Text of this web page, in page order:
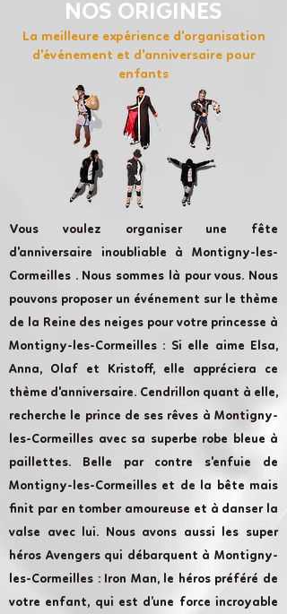
NOS ORIGINES
La meilleure expérience d'organisation
d'événement et d'anniversaire pour
enfants
Vous voulez organiser une fête
d'anniversaire inoubliable à Montigny-les-
Cormeilles . Nous sommes là pour vous. Nous
pouvons proposer un événement sur le thème
de la Reine des neiges pour votre princesse à
Montigny-les-Cormeilles : Si elle aime Elsa,
Anna, Olaf et Kristoff, elle appréciera ce
thème d'anniversaire. Cendrillon quant à elle,
recherche le prince de ses rêves à Montigny-
les-Cormeilles avec sa superbe robe bleue à
paillettes. Belle par contre s'enfuie de
Montigny-les-Cormeilles et de la bête mais
finit par en tomber amoureuse et à danser la
valse avec lui. Nous avons aussi les super
héros Avengers qui débarquent à Montigny-
les-Cormeilles : Iron Man, le héros préféré de
votre enfant, qui est d’une force incroyable